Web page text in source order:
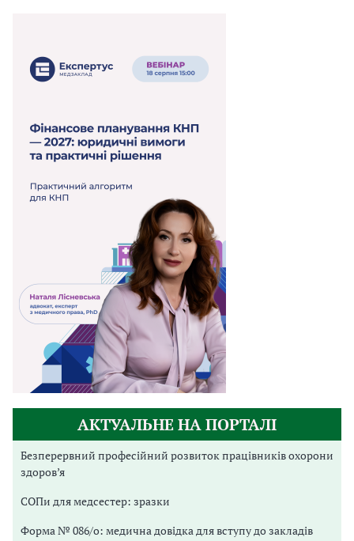
АКТУАЛЬНЕ НА ПОРТАЛІ
Безперервний професійний розвиток працівників охорони
здоров’я
СОПи для медсестер: зразки
Форма № 086/о: медична довідка для вступу до закладів